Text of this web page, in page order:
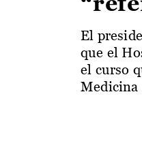
El
que el
el curso
Medicina